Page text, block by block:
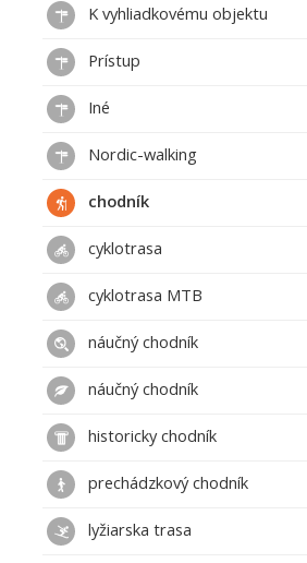
K vyhliadkovému objektu
Prístup
Iné
Nordic-walking
chodník
cyklotrasa
cyklotrasa MTB
náučný chodník
náučný chodník
historicky chodník
prechádzkový chodník
lyžiarska trasa